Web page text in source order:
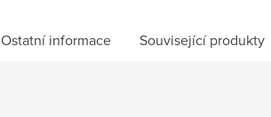
Ostatní informace Související produkty